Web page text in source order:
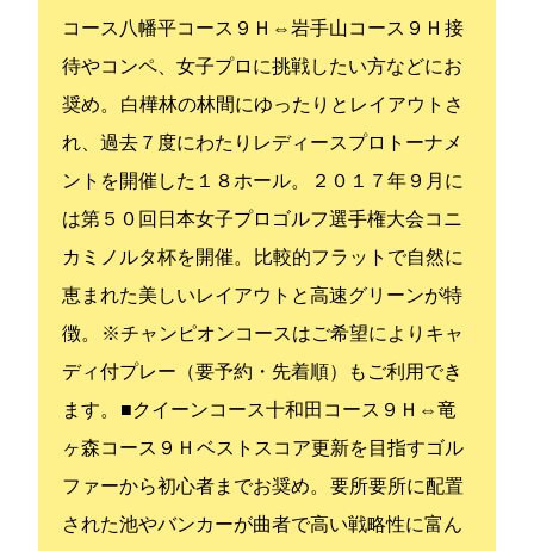
コース[八幡平コース９Ｈ⇔岩手山コース９Ｈ] 接
待やコンペ、女子プロに挑戦したい方などにお
奨め。 白樺林の林間にゆったりとレイアウトさ
れ、過去７度にわたりレディースプロトーナメ
ントを開催した１８ホール。 ２０１７年９月に
は第５０回日本女子プロゴルフ選手権大会コニ
カミノルタ杯を開催。 比較的フラットで自然に
恵まれた美しいレイアウトと高速グリーンが特
徴。 ※チャンピオンコースはご希望によりキャ
ディ付プレー（要予約・先着順）もご利用でき
ます。 ■クイーンコース[十和田コース９Ｈ⇔竜
ヶ森コース９Ｈ] ベストスコア更新を目指すゴル
ファーから初心者までお奨め。 要所要所に配置
された池やバンカーが曲者で高い戦略性に富ん